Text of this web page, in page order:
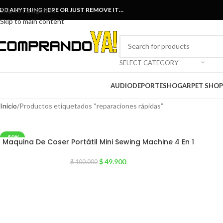
Skip to navigation
Skip to main content
ANYTHING HERE OR JUST REMOVE IT…
SELECT CATEGORY
AUDIODEPORTESHOGARPET SHOP
Inicio Productos etiquetados “reparaciones rápidas”
-50%
Maquina De Coser Portátil Mini Sewing Machine 4 En 1
$100.000 $49.900